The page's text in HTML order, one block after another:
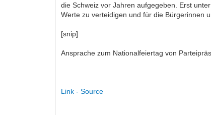
die Schweiz vor Jahren aufgegeben. Erst
Werte zu verteidigen und für die Bürgerinnen
[snip]
Ansprache zum Nationalfeiertag von
Link - Source